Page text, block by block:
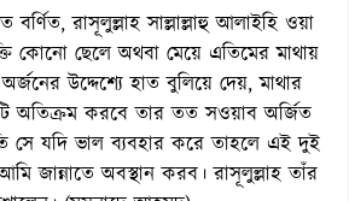
রাসূলুল্লাহ সাল্লাল্লাহু আলাইহি ওয়া
কোনো ছেলে অথবা মেয়ে এতিমের মাথায়
উদ্দেশ্যে হাত বুলিয়ে দেয়, মাথার
অতিক্রম করবে তার তত সওয়াব অর্জিত
সে যদি ভাল ব্যবহার করে তাহলে এই দুই
জান্নাতে অবস্থান করব। রাসূলুল্লাহ তাঁর